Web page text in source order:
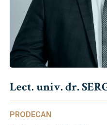
Lect. univ. dr.
PRODECAN